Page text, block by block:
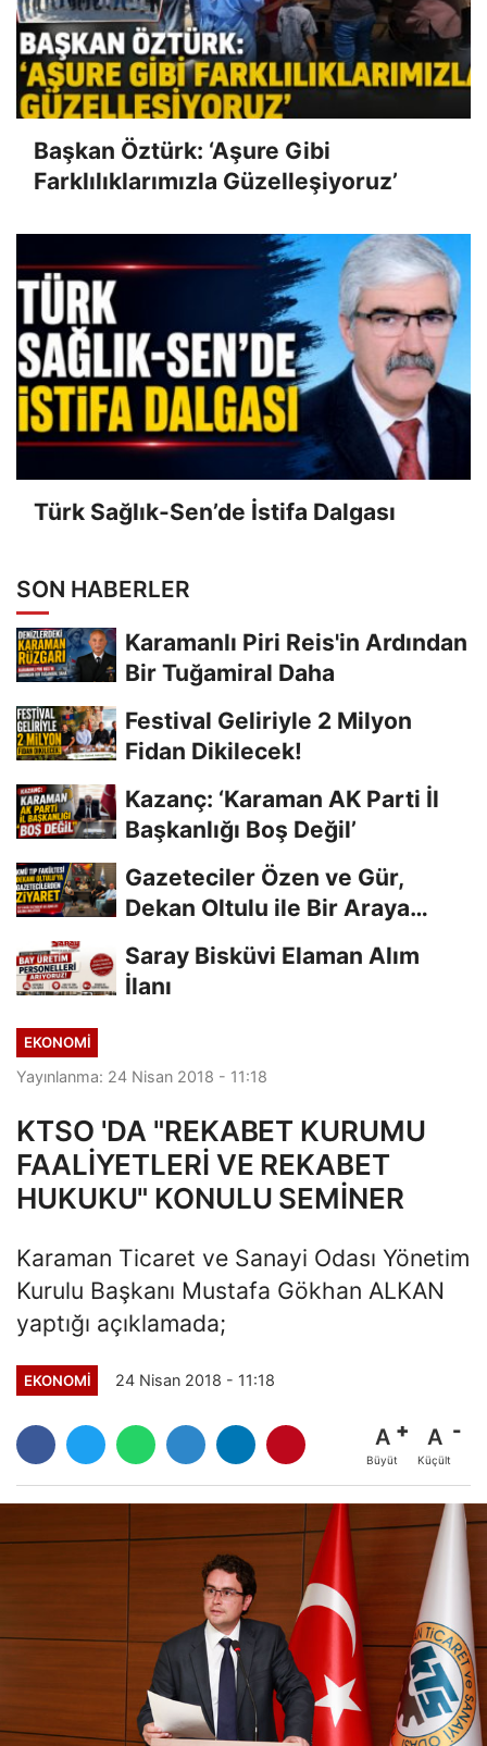
Başkan Öztürk: ‘Aşure Gibi
Farklılıklarımızla Güzelleşiyoruz’
Türk Sağlık-Sen’de İstifa Dalgası
SON HABERLER
Karamanlı Piri Reis'in Ardından
Bir Tuğamiral Daha
Festival Geliriyle 2 Milyon
Fidan Dikilecek!
Kazanç: ‘Karaman AK Parti İl
Başkanlığı Boş Değil’
Gazeteciler Özen ve Gür,
Dekan Oltulu ile Bir Araya
Saray Bisküvi Elaman Alım
İlanı
EKONOMI
Yayınlanma: 24 Nisan 2018 - 11:18
KTSO 'DA "REKABET KURUMU
FAALİYETLERİ VE REKABET
HUKUKU" KONULU SEMİNER
Karaman Ticaret ve Sanayi Odası Yönetim
Kurulu Başkanı Mustafa Gökhan ALKAN
yaptığı açıklamada;
EKONOMI 24 Nisan 2018 - 11:18
A
Büyüt
A
Küçült